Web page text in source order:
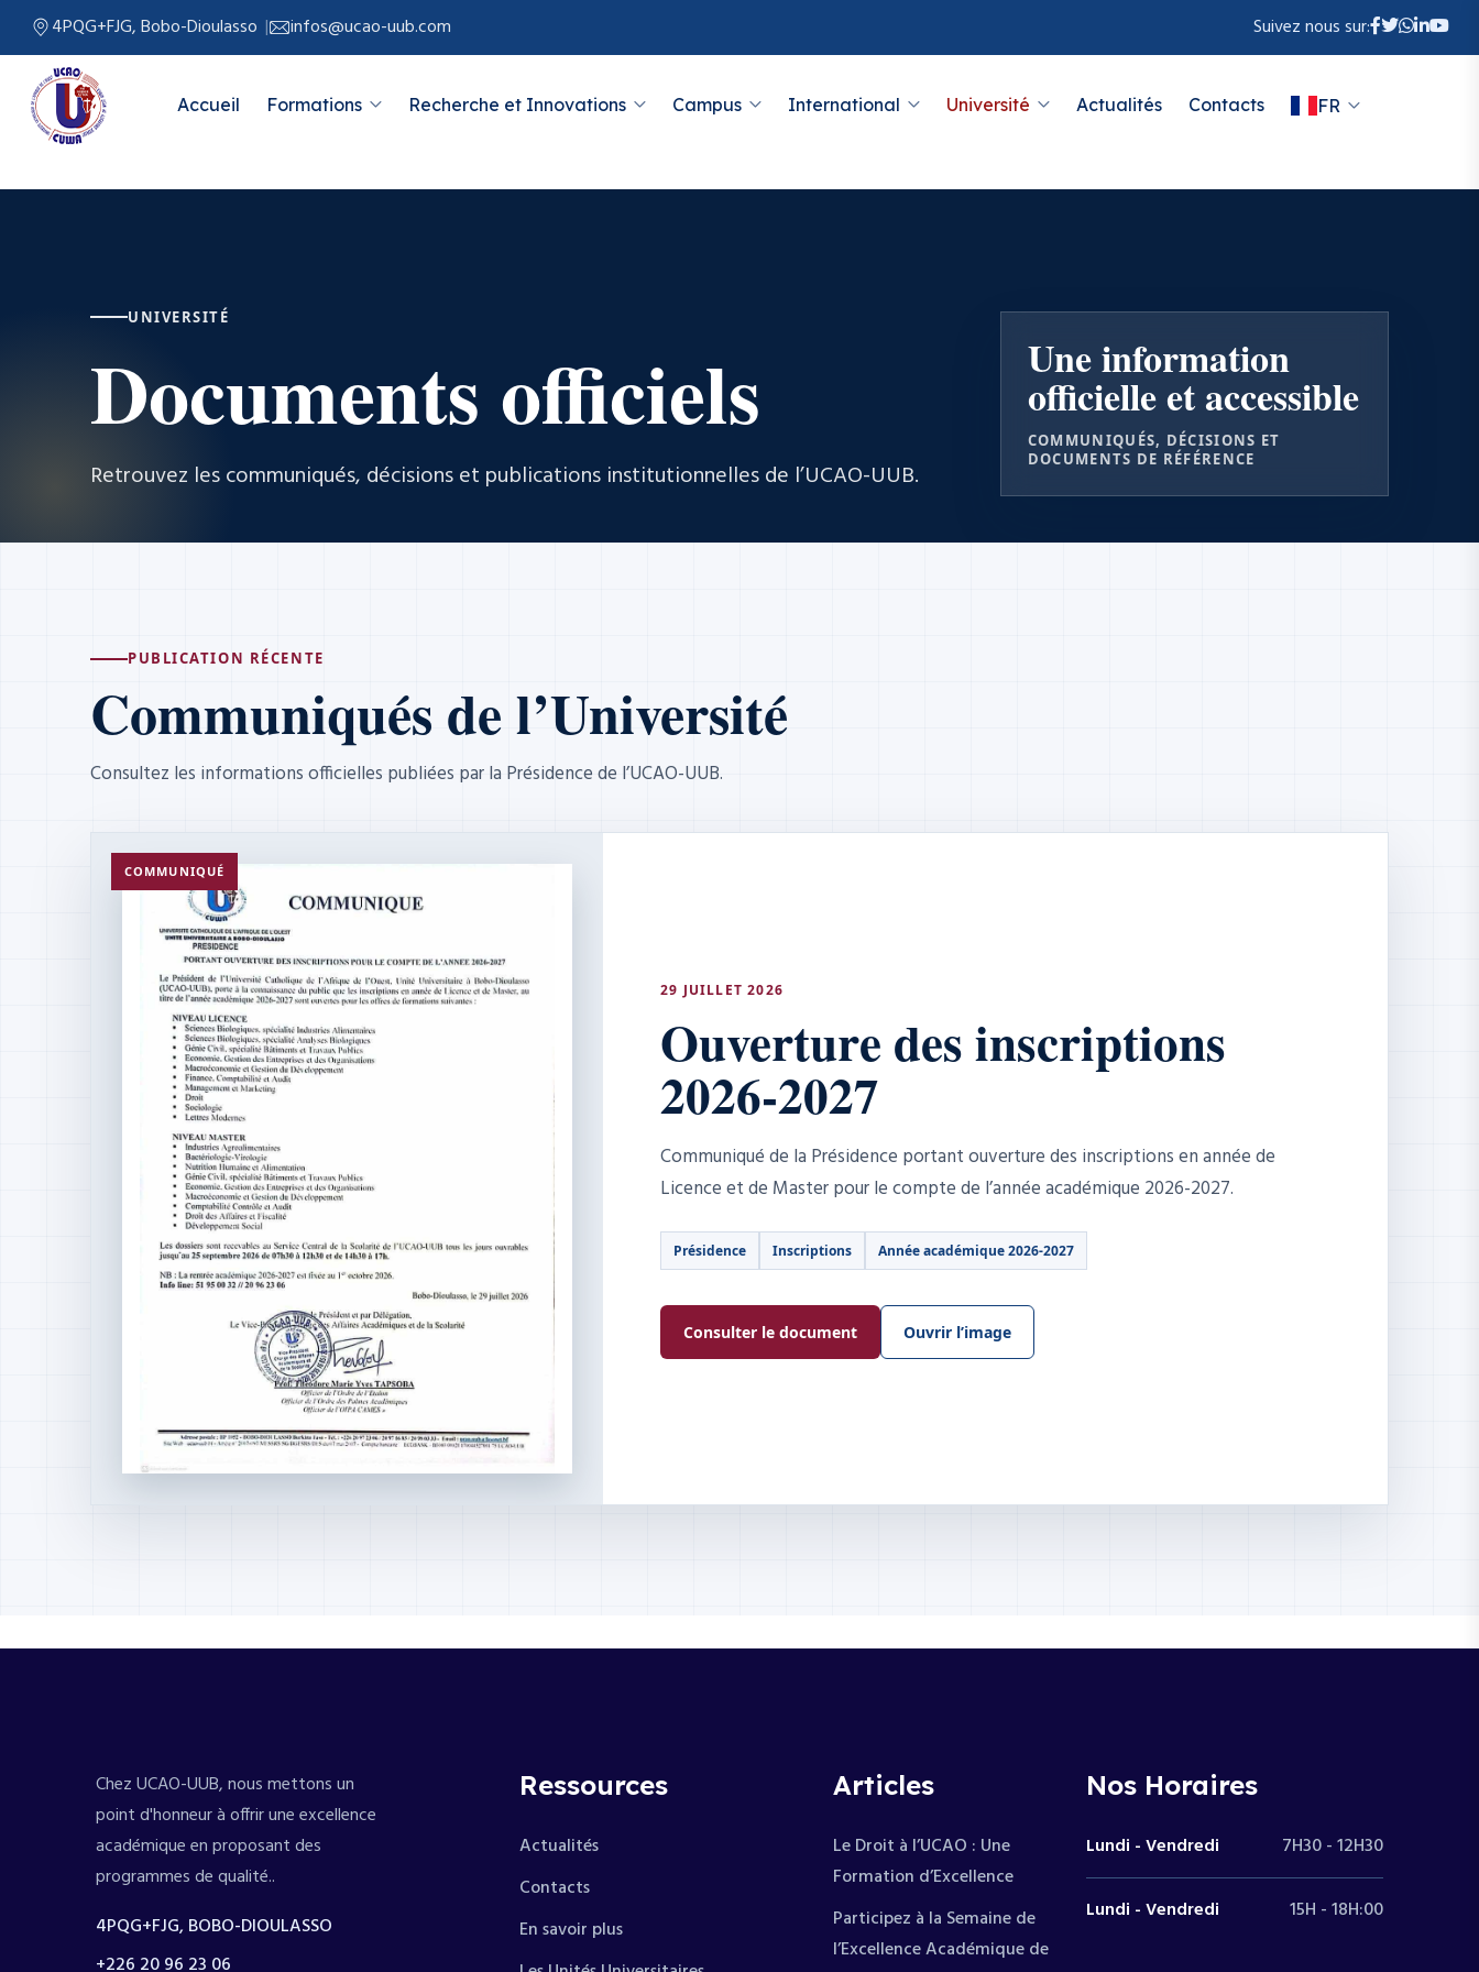
4PQG+FJG, Bobo-Dioulasso infos@ucao-uub.com Suivez nous sur:
Accueil Formations Recherche et Innovations Campus International Université Actualités Contacts FR
UNIVERSITÉ
Documents officiels
Retrouvez les communiqués, décisions et publications institutionnelles de l’UCAO-UUB.
Une information
officielle et accessible
COMMUNIQUÉS, DÉCISIONS ET
DOCUMENTS DE RÉFÉRENCE
PUBLICATION RÉCENTE
Communiqués de l’Université
Consultez les informations officielles publiées par la Présidence de l’UCAO-UUB.
COMMUNIQUÉ
29 JUILLET 2026
Ouverture des inscriptions
2026-2027
Communiqué de la Présidence portant ouverture des inscriptions en année de
Licence et de Master pour le compte de l’année académique 2026-2027.
Présidence Inscriptions Année académique 2026-2027
Consulter le document Ouvrir l’image
Chez UCAO-UUB, nous mettons un
point d'honneur à offrir une excellence
académique en proposant des
programmes de qualité..
4PQG+FJG, BOBO-DIOULASSO
+226 20 96 23 06
Ressources
Actualités
Contacts
En savoir plus
Articles
Le Droit à l’UCAO : Une
Formation d’Excellence
Participez à la Semaine de
l’Excellence Académique de
Nos Horaires
Lundi - Vendredi 7H30 - 12H30
Lundi - Vendredi 15H - 18H:00